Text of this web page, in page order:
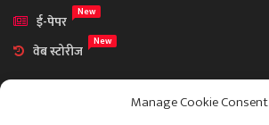
Manage Cookie Consent
ई-पेपर
New
वेब स्टोरीज New